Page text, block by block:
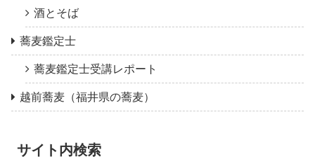
酒とそば
蕎麦鑑定士
蕎麦鑑定士受講レポート
越前蕎麦（福井県の蕎麦）
サイト内検索